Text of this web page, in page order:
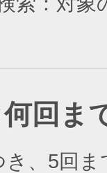
回ま
き、5回